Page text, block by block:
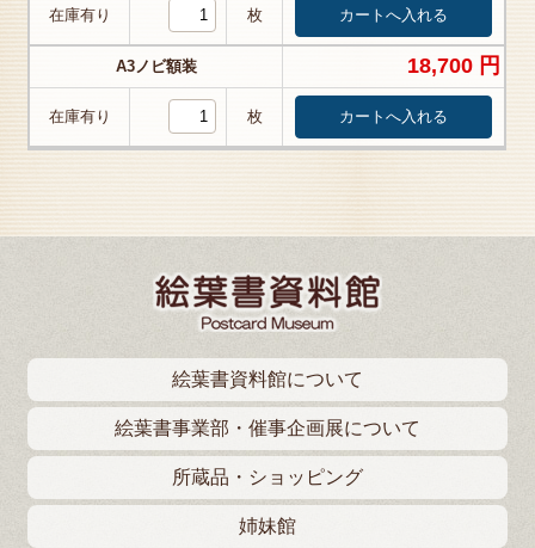
在庫有り 枚
A3ノビ額装 18,700 円
在庫有り 枚
絵葉書資料館について
絵葉書事業部・催事企画展について
所蔵品・ショッピング
姉妹館